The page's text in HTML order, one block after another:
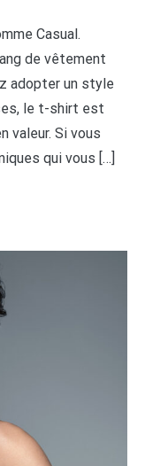
Casual.
de vêtement
adopter un style
le t-shirt est
valeur. Si vous
qui vous […]